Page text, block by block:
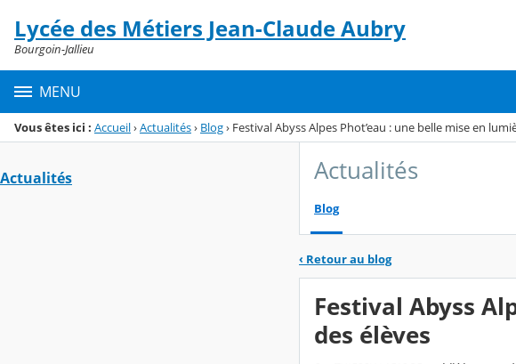
Menu de la rubrique
Contenu
Lycée des Métiers Jean-Claude Aubry
Bourgoin-Jallieu
MENU
Vous êtes ici : Accueil›Actualités› Blog› Festival Abyss Alpes Phot’eau : une belle mise en
Actualités Actualités
Blog
‹ Retour au blog
Festival Abyss
des élèves